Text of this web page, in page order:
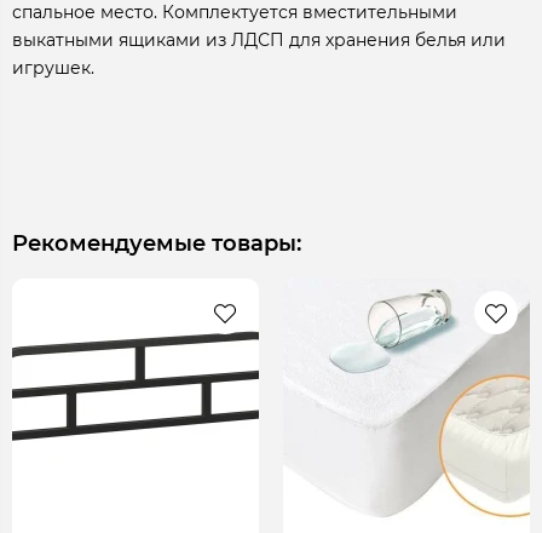
спальное место. Комплектуется вместительными
выкатными ящиками из ЛДСП для хранения белья или
игрушек.
Рекомендуемые товары: